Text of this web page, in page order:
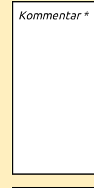
Kommentar*